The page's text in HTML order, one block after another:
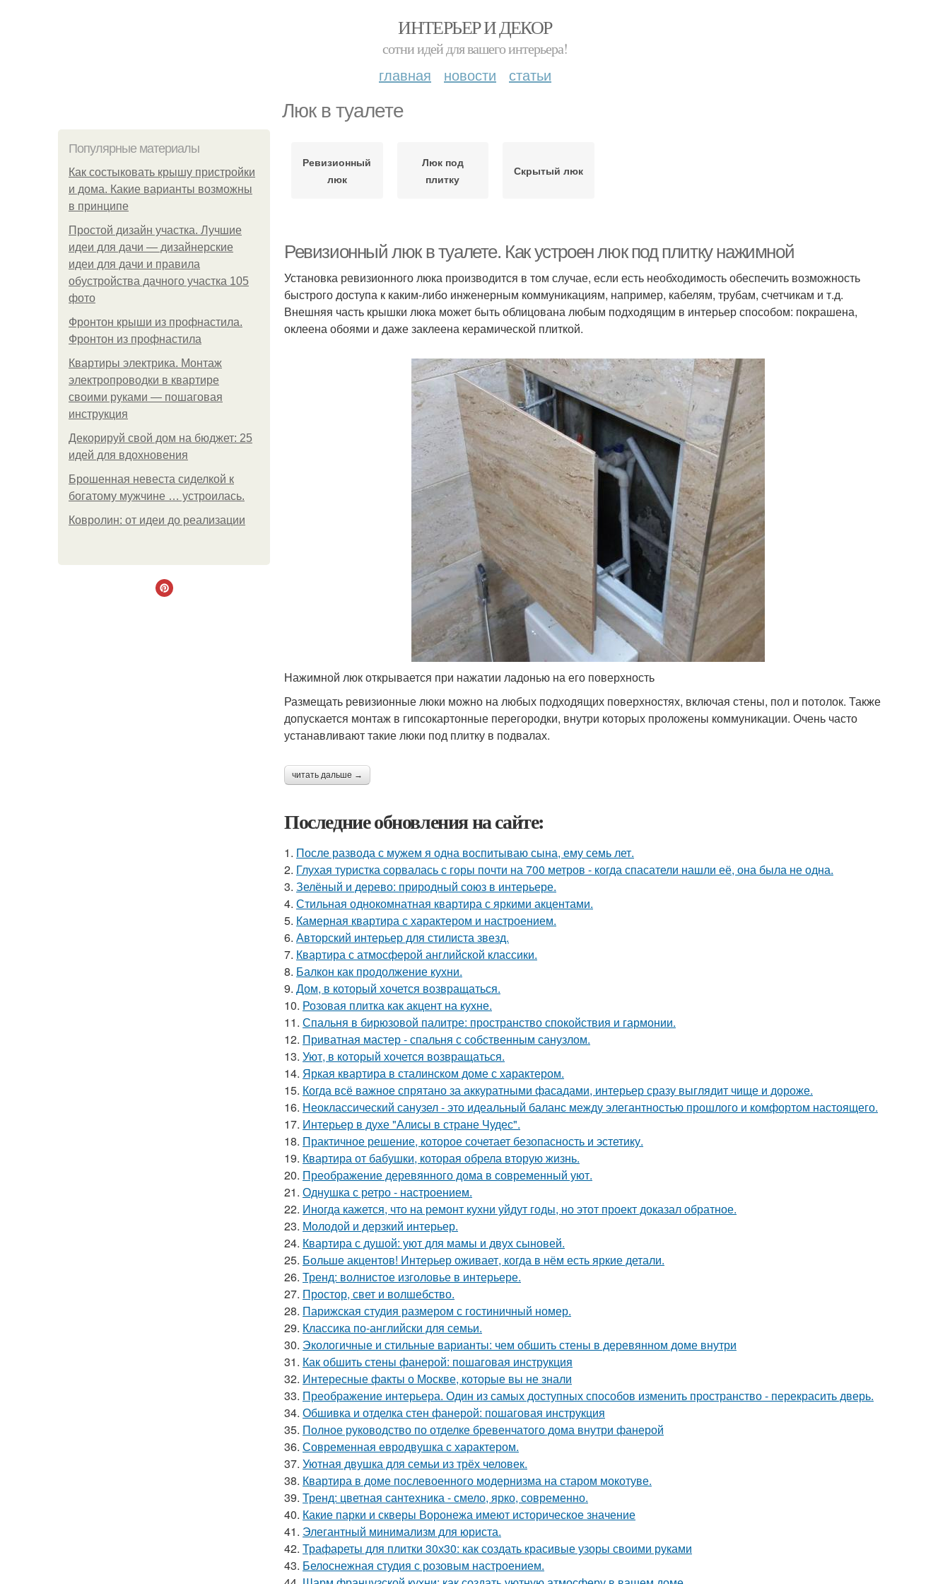
ИНТЕРЬЕР И ДЕКОР
сотни идей для вашего интерьера!
главная новости статьи
Люк в туалете
Популярные материалы
Как состыковать крышу пристройки
и дома. Какие варианты возможны
в принципе
Простой дизайн участка. Лучшие
идеи для дачи — дизайнерские
идеи для дачи и правила
обустройства дачного участка 105
фото
Фронтон крыши из профнастила.
Фронтон из профнастила
Квартиры электрика. Монтаж
электропроводки в квартире
своими руками — пошаговая
инструкция
Декорируй свой дом на бюджет: 25
идей для вдохновения
Брошенная невеста сиделкой к
богатому мужчине … устроилась.
Ковролин: от идеи до реализации
Ревизионный
люк
Люк под
плитку
Скрытый люк
Ревизионный люк в туалете. Как устроен люк под плитку нажимной
Установка ревизионного люка производится в том случае, если есть необходимость обеспечить возможность
быстрого доступа к каким-либо инженерным коммуникациям, например, кабелям, трубам, счетчикам и т.д.
Внешняя часть крышки люка может быть облицована любым подходящим в интерьер способом: покрашена,
оклеена обоями и даже заклеена керамической плиткой.
Нажимной люк открывается при нажатии ладонью на его поверхность
Размещать ревизионные люки можно на любых подходящих поверхностях, включая стены, пол и потолок. Также
допускается монтаж в гипсокартонные перегородки, внутри которых проложены коммуникации. Очень часто
устанавливают такие люки под плитку в подвалах.
читать дальше →
Последние обновления на сайте:
1. После развода с мужем я одна воспитываю сына, ему семь лет.
2. Глухая туристка сорвалась с горы почти на 700 метров - когда спасатели нашли её, она была не одна.
3. Зелёный и дерево: природный союз в интерьере.
4. Стильная однокомнатная квартира с яркими акцентами.
5. Камерная квартира с характером и настроением.
6. Авторский интерьер для стилиста звезд.
7. Квартира с атмосферой английской классики.
8. Балкон как продолжение кухни.
9. Дом, в который хочется возвращаться.
10. Розовая плитка как акцент на кухне.
11. Спальня в бирюзовой палитре: пространство спокойствия и гармонии.
12. Приватная мастер - спальня с собственным санузлом.
13. Уют, в который хочется возвращаться.
14. Яркая квартира в сталинском доме с характером.
15. Когда всё важное спрятано за аккуратными фасадами, интерьер сразу выглядит чище и дороже.
16. Неоклассический санузел - это идеальный баланс между элегантностью прошлого и комфортом настоящего.
17. Интерьер в духе "Алисы в стране Чудес".
18. Практичное решение, которое сочетает безопасность и эстетику.
19. Квартира от бабушки, которая обрела вторую жизнь.
20. Преображение деревянного дома в современный уют.
21. Однушка с ретро - настроением.
22. Иногда кажется, что на ремонт кухни уйдут годы, но этот проект доказал обратное.
23. Молодой и дерзкий интерьер.
24. Квартира с душой: уют для мамы и двух сыновей.
25. Больше акцентов! Интерьер оживает, когда в нём есть яркие детали.
26. Тренд: волнистое изголовье в интерьере.
27. Простор, свет и волшебство.
28. Парижская студия размером с гостиничный номер.
29. Классика по-английски для семьи.
30. Экологичные и стильные варианты: чем обшить стены в деревянном доме внутри
31. Как обшить стены фанерой: пошаговая инструкция
32. Интересные факты о Москве, которые вы не знали
33. Преображение интерьера. Один из самых доступных способов изменить пространство - перекрасить дверь.
34. Обшивка и отделка стен фанерой: пошаговая инструкция
35. Полное руководство по отделке бревенчатого дома внутри фанерой
36. Современная евродвушка с характером.
37. Уютная двушка для семьи из трёх человек.
38. Квартира в доме послевоенного модернизма на старом мокотуве.
39. Тренд: цветная сантехника - смело, ярко, современно.
40. Какие парки и скверы Воронежа имеют историческое значение
41. Элегантный минимализм для юриста.
42. Трафареты для плитки 30х30: как создать красивые узоры своими руками
43. Белоснежная студия с розовым настроением.